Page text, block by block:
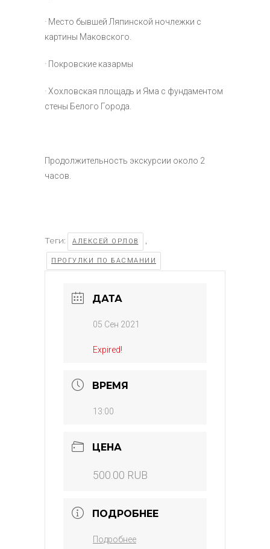
· Место бывшей Ляпинской ночлежки с
картины Маковского.
· Покровские казармы
· Хохловская площадь и Яма с фундаментом
стены Белого Города.
Продолжительность экскурсии около 2
часов.
Теги: АЛЕКСЕЙ ОРЛОВ ,
ПРОГУЛКИ ПО БАСМАНИИ
ДАТА
05 Сен 2021
Expired!
ВРЕМЯ
13:00
ЦЕНА
500.00 RUB
ПОДРОБНЕЕ
Подробнее